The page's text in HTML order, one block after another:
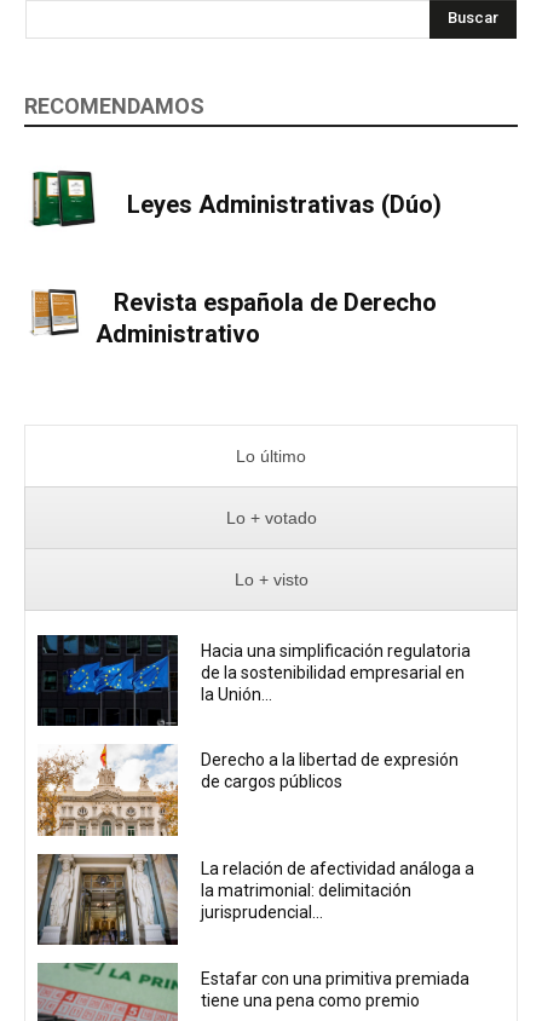
Buscar
RECOMENDAMOS
Leyes Administrativas (Dúo)
Revista española de Derecho
Administrativo
Lo último
Lo + votado
Lo + visto
Hacia una simplificación regulatoria
de la sostenibilidad empresarial en
la Unión...
Derecho a la libertad de expresión
de cargos públicos
La relación de afectividad análoga a
la matrimonial: delimitación
jurisprudencial...
Estafar con una primitiva premiada
tiene una pena como premio